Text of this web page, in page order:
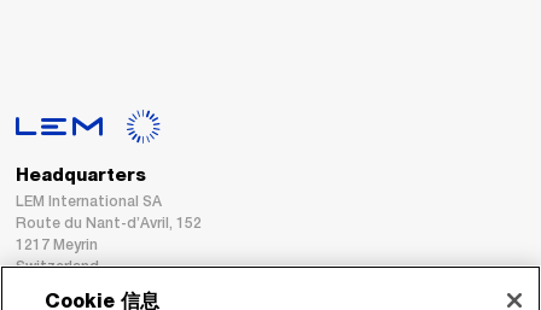
Headquarters
LEM International SA
Route du Nant-d’Avril, 152
1217 Meyrin
Switzerland
Cookie 信息